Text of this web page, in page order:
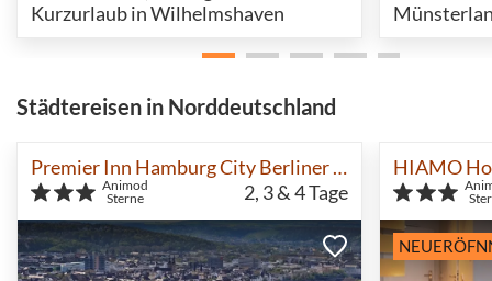
Kurzurlaub in Wilhelmshaven
Städtereisen in Norddeutschland
Premier Inn Hamburg City Berliner Tor
Animod
Sterne
2, 3 & 4Tage
HIAMO